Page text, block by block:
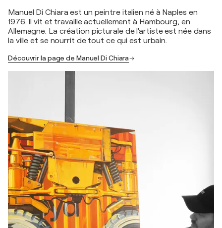
Manuel Di Chiara est un peintre italien né à Naples en
1976. Il vit et travaille actuellement à Hambourg, en
Allemagne. La création picturale de l'artiste est née dans
la ville et se nourrit de tout ce qui est urbain.
Découvrir la page de Manuel Di Chiara